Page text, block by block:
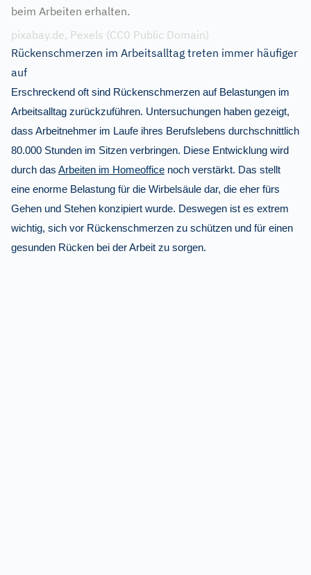
beim Arbeiten erhalten.
pixabay.de, Pexels (CC0 Public Domain)
Rückenschmerzen im Arbeitsalltag treten immer häufiger
auf
Erschreckend oft sind Rückenschmerzen auf Belastungen im
Arbeitsalltag zurückzuführen. Untersuchungen haben gezeigt,
dass Arbeitnehmer im Laufe ihres Berufslebens durchschnittlich
80.000 Stunden im Sitzen verbringen. Diese Entwicklung wird
durch das Arbeiten im Homeoffice noch verstärkt. Das stellt
eine enorme Belastung für die Wirbelsäule dar, die eher fürs
Gehen und Stehen konzipiert wurde. Deswegen ist es extrem
wichtig, sich vor Rückenschmerzen zu schützen und für einen
gesunden Rücken bei der Arbeit zu sorgen.